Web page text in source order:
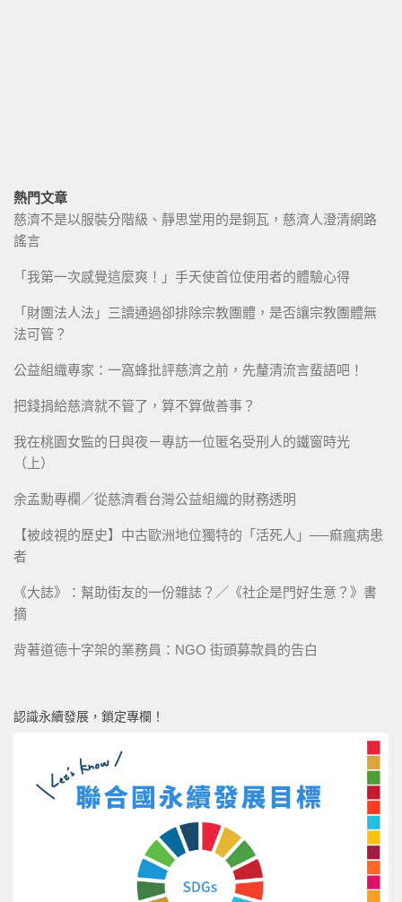
熱門文章
慈濟不是以服裝分階級、靜思堂用的是銅瓦，慈濟人澄清網路
謠言
「我第一次感覺這麼爽！」手天使首位使用者的體驗心得
「財團法人法」三讀通過卻排除宗教團體，是否讓宗教團體無
法可管？
公益組織專家：一窩蜂批評慈濟之前，先釐清流言蜚語吧！
把錢捐給慈濟就不管了，算不算做善事？
我在桃園女監的日與夜－專訪一位匿名受刑人的鐵窗時光
（上）
余孟勳專欄／從慈濟看台灣公益組織的財務透明
【被歧視的歷史】中古歐洲地位獨特的「活死人」──痲瘋病患
者
《大誌》：幫助街友的一份雜誌？／《社企是門好生意？》書
摘
背著道德十字架的業務員：NGO 街頭募款員的告白
認識永續發展，鎖定專欄！